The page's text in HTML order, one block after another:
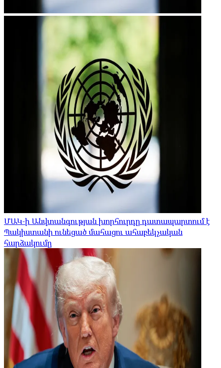
ՄԱԿ-ի Անվտանգության խորհուրդը դատապարտում է
Պակիստանի ունեցած մահացու ահաբեկչական
հարձակումը